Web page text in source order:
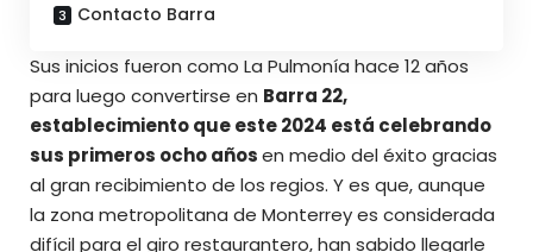
Contacto Barra
Sus inicios fueron como La Pulmonía hace 12 años
para luego convertirse en Barra 22,
establecimiento que este 2024 está celebrando
sus primeros ocho añosen medio del éxito gracias
al gran recibimiento de los regios. Y es que, aunque
la zona metropolitana de Monterrey es considerada
difícil para el giro restaurantero, han sabido llegarle